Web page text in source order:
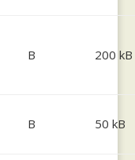
B 200 kB
B 50 kB